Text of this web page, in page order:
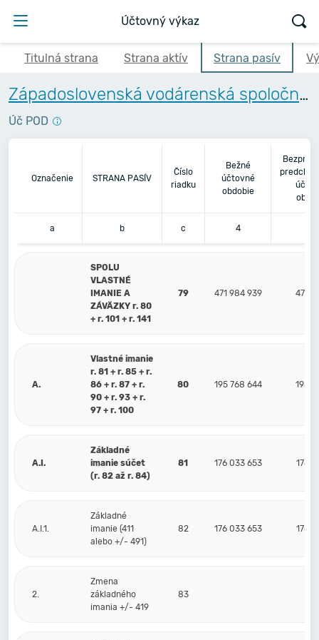
Účtovný výkaz
Titulná strana Strana aktív Strana pasív
Západoslovenská vodárenská spoločnosť, a.s.
Úč POD
Označenie STRANA PASÍV
Číslo
riadku
Bežné
účtovné
obdobie
a b c 4
SPOLU
VLASTNÉ
IMANIE A
ZÁVÄZKY r. 80
+ r. 101 + r. 141
79 471 984 939 477
A.
Vlastné imanie
r. 81 + r. 85 + r.
86 + r. 87 + r.
90 + r. 93 + r.
97 + r. 100
80 195 768 644 195
A.I.
Základné
imanie súčet
(r. 82 až r. 84)
81 176 033 653 176
A.I.1.
Základné
imanie (411
alebo +/- 491)
82 176 033 653 176
2.
Zmena
základného
imania +/- 419
83